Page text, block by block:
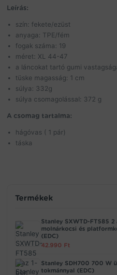
Leírás:
szín: fekete/ezüst
anyaga: TPE/fém
fogak száma: 19
méret: XL 44-47
a láncokat tartó gumi
tüske magasság: 1 cm
súlya: 332g
súlya csomagolással: 372 g
A csomag tartalma:
hágóvas ( 1 pár)
táska
Termékek
Stanley SXWTD-FT585 2
molnárkocsi és
(EDC)
42.990 Ft
Stanley SDH700 700 W
tokmánnyal (EDC)